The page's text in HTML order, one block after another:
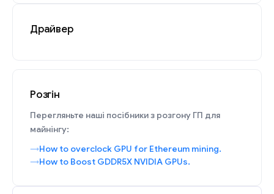
Драйвер
Розгін
Перегляньте наші посібники з розгону ГП для
майнінгу:
How to overclock GPU for Ethereum mining.
How to Boost GDDR5X NVIDIA GPUs.